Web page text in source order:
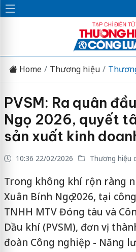
Home Thương hiệu
PVSM: Ra quân
Ngọ 2026, quyết
sản xuất kinh
10:36 22/02/2026 Thương hiệu
Trong không khí rộn ràng
Xuân Bính Ngọ 2026, tại
TNHH MTV Đóng tàu và
Dầu khí (PVSM), đơn vị
đoàn Công nghiệp - Năng